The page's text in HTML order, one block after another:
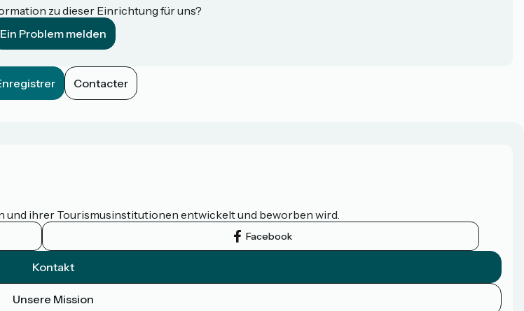
zu dieser Einrichtung für uns?
Ein Problem melden
Contacter
und ihrer Tourismusinstitutionen entwickelt und beworben wird.
Facebook
Kontakt
Unsere Mission